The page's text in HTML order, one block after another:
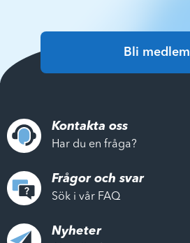
Bli medlem
Kontakta oss
Har du en fråga?
Frågor och svar
Sök i vår FAQ
Nyheter